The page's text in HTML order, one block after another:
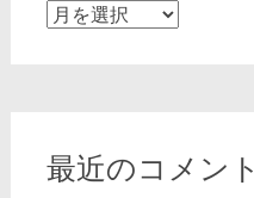
た
善
や
最近のコメント